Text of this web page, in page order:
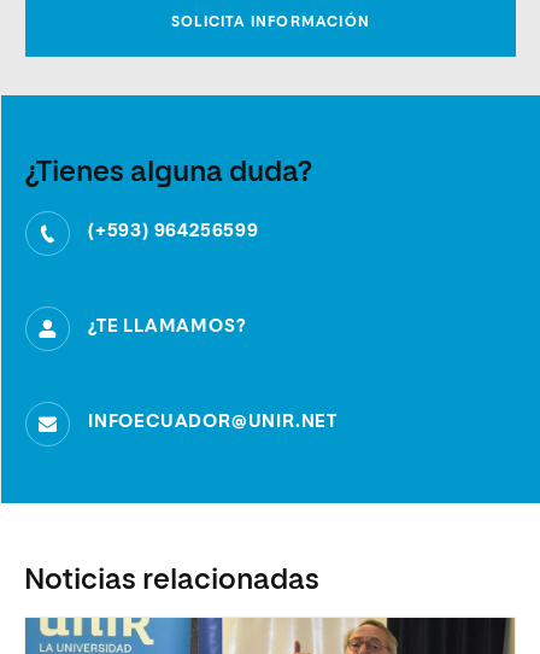
¿Tienes alguna duda?
(+593) 964256599
¿TE LLAMAMOS?
INFOECUADOR@UNIR.NET
Noticias relacionadas